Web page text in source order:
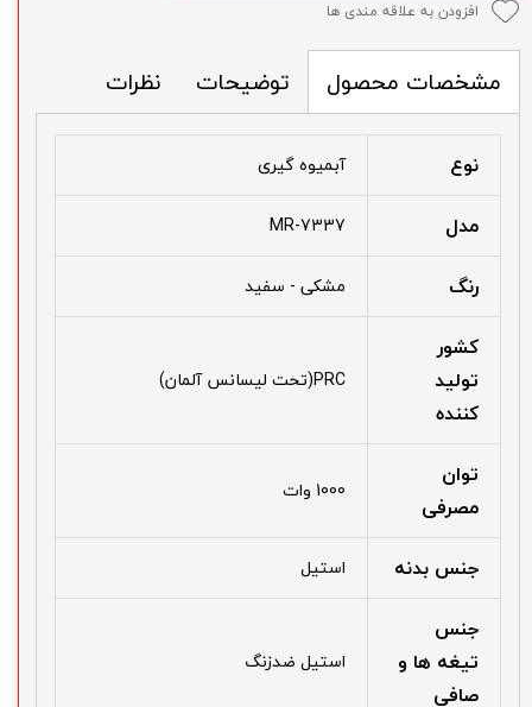
افزودن به علاقه مندی ها
مشخصات محصول توضیحات نظرات
نوع آبمیوه گیری
مدل MR-7337
رنگ مشکی - سفید
کشور
تولید
کننده
PRC(تحت لیسانس آلمان)
توان
مصرفی
1000 وات
جنس بدنه استیل
جنس
تیغه ها و
صافی
استیل ضدزنگ